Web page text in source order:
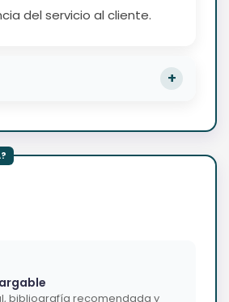
del servicio al cliente.
bibliografía recomendada y